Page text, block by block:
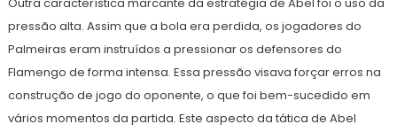
pressão alta. Assim que a bola era perdida, os jogadores do
Palmeiras eram instruídos a pressionar os defensores do
Flamengo de forma intensa. Essa pressão visava forçar erros na
construção de jogo do oponente, o que foi bem-sucedido em
vários momentos da partida. Este aspecto da tática de Abel